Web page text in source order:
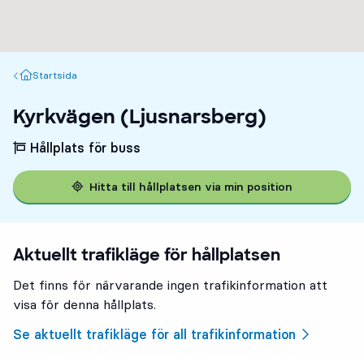
Startsida
Startsida
Kyrkvägen (Ljusnarsberg)
Hållplats för buss
Hitta till hållplatsen via min position
Aktuellt trafikläge för hållplatsen
Det finns för närvarande ingen trafikinformation att
visa för denna hållplats.
Se aktuellt trafikläge för all trafikinformation